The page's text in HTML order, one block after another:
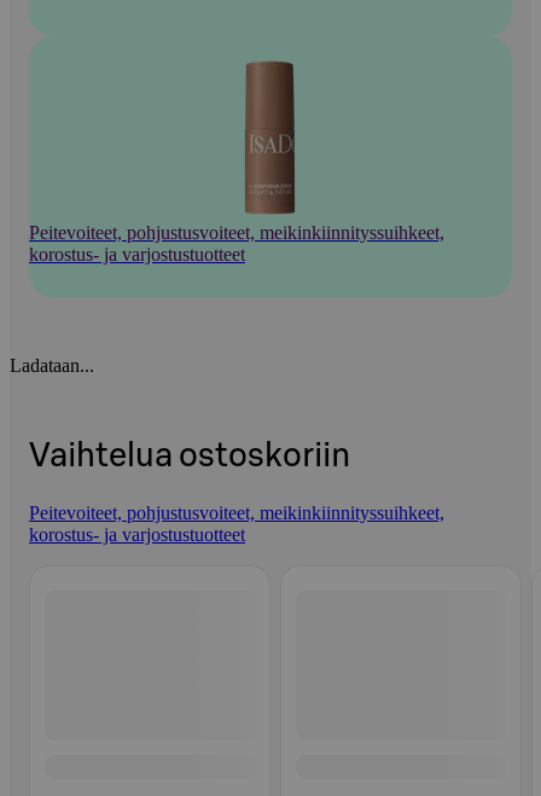
Peitevoiteet, pohjustusvoiteet, meikinkiinnityssuihkeet,
korostus- ja varjostustuotteet
Ladataan...
Vaihtelua ostoskoriin
Peitevoiteet, pohjustusvoiteet, meikinkiinnityssuihkeet,
korostus- ja varjostustuotteet